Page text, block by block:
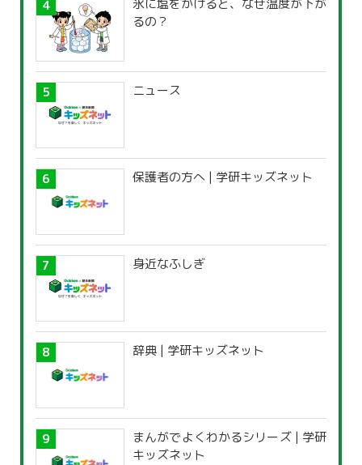
氷に塩をかけると、なぜ温度が下が
るの？
ニュース
保護者の方へ | 学研キッズネット
身近なふしぎ
辞典 | 学研キッズネット
まんがでよくわかるシリーズ | 学研
キッズネット